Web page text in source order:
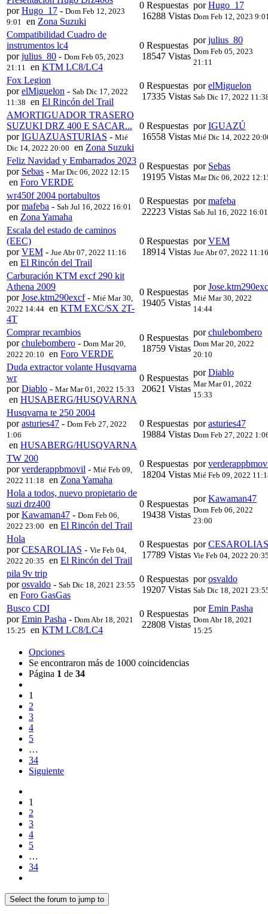
porHugo_17 - Dom Feb 12, 2023
9:01
en Zona Suzuki
0 Respuestas
16288 Vistas
porHugo_17
Dom Feb 12, 2023
Compatibilidad Cuadro de
instrumentos lc4
porjulius_80 - Dom Feb 05, 2023
21:11
en KTM LC8/LC4
0 Respuestas
18547 Vistas
porjulius_80
Dom Feb 05, 2023
21:11
Fox Legion
porelMiguelon - Sab Dic 17, 2022
11:38 en El Rincón del Trail
0 Respuestas
17335 Vistas
porelMiguelon
Sab Dic 17, 2022
AMORTIGUADOR TRASERO
SUZUKI DRZ 400 E SACAR...
porIGUAZUASTURIAS - Mié
Dic 14, 2022 20:00 en Zona Suzuki
0 Respuestas
16558 Vistas
porIGUAZÚ
Mié Dic 14, 2022
Feliz Navidad y Embarrados 2023
por Sebas - Mar Dic 06, 2022 12:15
en Foro VERDE
0 Respuestas
19195 Vistas
por Sebas
Mar Dic 06, 2022
wr450f 2004 portabultos
pormafeba - Sab Jul 16, 2022 16:01
en Zona Yamaha
0 Respuestas
22223 Vistas
pormafeba
Sab Jul 16, 2022 16:01
Escala del estado de caminos
(EEC)
porVEM - Jue Abr 07, 2022 11:16
en El Rincón del Trail
0 Respuestas
18914 Vistas
porVEM
Jue Abr 07, 2022 11:16
Carburación KTM excf 290 kit
Athena 2009
porJose.ktm290excf- Mié Mar 30,
2022 14:44 en KTM EXC/SX 2T-
4T
0 Respuestas
19405 Vistas
por
Mié Mar 30, 2022
14:44
Comprar recambios
porchulebombero - Dom Mar 20,
2022 20:10 en Foro VERDE
0 Respuestas
18759 Vistas
porchulebombero
Dom Mar 20, 2022
20:10
Duda extractor volante Husqvarna
wr
porDiablo - Mar Mar 01, 2022 15:33
en HUSABERG/HUSQVARNA
0 Respuestas
20621 Vistas
porDiablo
Mar Mar 01, 2022
15:33
Husqvarna te 250 2004
porasturies47 - Dom Feb 27, 2022
1:06
en HUSABERG/HUSQVARNA
0 Respuestas
19884 Vistas
porasturies47
Dom Feb 27, 2022
TW 200
porverderappbmovil - Mié Feb 09,
2022 11:18 en Zona Yamaha
0 Respuestas
18204 Vistas
por
Mié Feb 09, 2022
Hola a todos, nuevo propietario de
suzi drz400
porKawaman47 - Dom Feb 06,
2022 23:00 en El Rincón del Trail
0 Respuestas
19438 Vistas
porKawaman47
Dom Feb 06, 2022
23:00
Hola
porCESAROLIAS - Vie Feb 04,
2022 20:35 en El Rincón del Trail
0 Respuestas
17789 Vistas
porCESAROLIAS
Vie Feb 04, 2022
pila 9v trip
porosvaldo - Sab Dic 18, 2021 23:55
en Foro GasGas
0 Respuestas
19207 Vistas
porosvaldo
Sab Dic 18, 2021
Busco CDI
porEmin Pasha - Dom Abr 18, 2021
15:25 en KTM LC8/LC4
0 Respuestas
22808 Vistas
porEmin Pasha
Dom Abr 18, 2021
15:25
Opciones
Se encontraron más de 1000 coincidencias
Página 1 de 34
1
2
3
4
5
…
34
Siguiente
1
2
3
4
5
…
34
Select the forum to jump to